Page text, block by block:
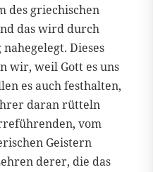
des griechischen
das wird durch
Dieses
wir, weil Gott es uns
es auch festhalten,
daran rütteln
vom
Geistern
derer, die das